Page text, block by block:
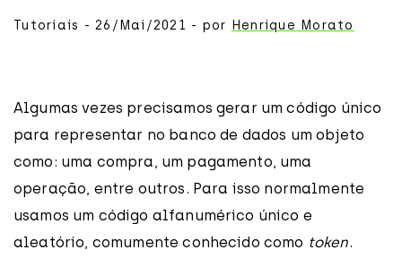
Tutoriais - 26/Mai/2021 - por Henrique Morato
Algumas vezes precisamos gerar um código único
para representar no banco de dados um objeto
como: uma compra, um pagamento, uma
operação, entre outros. Para isso normalmente
usamos um código alfanumérico único e
aleatório, comumente conhecido como token.